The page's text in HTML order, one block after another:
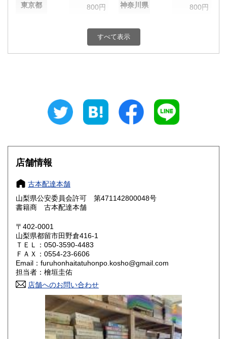
東京都 800円 神奈川県 800円
800円 富山県
800円 三重県
大阪府
奈良県
鳥取県 800円 島根県
岡山県
山口県 800円
香川県 800円 愛媛県
高知県 800円
800円 長崎県
800円 大分県
すべて表示
店舗情報
古本配達本舗
山梨県公安委員会許可 第471142800048号
書籍商 古本配達本舗
〒402-0001
山梨県都留市田野倉416-1
ＴＥＬ：050-3590-4483
ＦＡＸ：0554-23-6606
Email：furuhonhaitatuhonpo.kosho@gmail.com
担当者：檜垣圭佑
店舗へのお問い合わせ